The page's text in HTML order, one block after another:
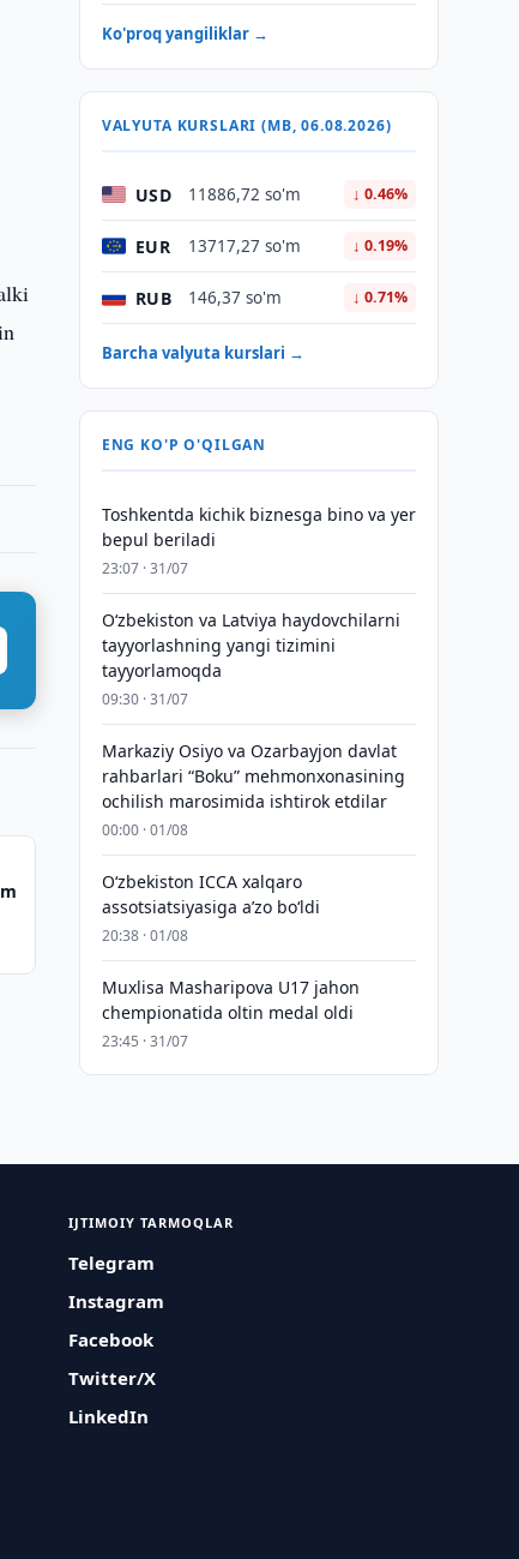
Ko'proq yangiliklar →
VALYUTA KURSLARI (MB, 06.08.2026)
USD 11886,72 so'm ↓ 0.46%
EUR 13717,27 so'm ↓ 0.19%
RUB 146,37 so'm ↓ 0.71%
Barcha valyuta kurslari →
ENG KO'P O'QILGAN
Toshkentda kichik biznesga bino va yer
bepul beriladi
23:07 · 31/07
Oʻzbekiston va Latviya haydovchilarni
tayyorlashning yangi tizimini
tayyorlamoqda
09:30 · 31/07
Markaziy Osiyo va Ozarbayjon davlat
rahbarlari “Boku” mehmonxonasining
ochilish marosimida ishtirok etdilar
00:00 · 01/08
O‘zbekiston ICCA xalqaro
assotsiatsiyasiga aʼzo bo‘ldi
20:38 · 01/08
Muxlisa Masharipova U17 jahon
chempionatida oltin medal oldi
23:45 · 31/07
IJTIMOIY TARMOQLAR
Telegram
Instagram
Facebook
Twitter/X
LinkedIn